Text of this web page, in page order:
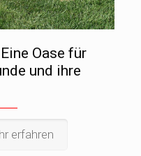
Oase für
und ihre
erfahren